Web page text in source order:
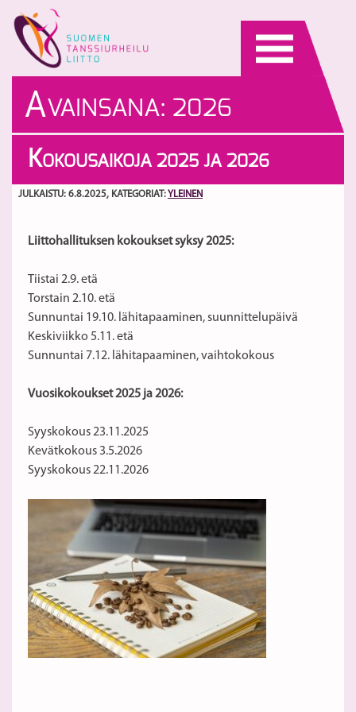
content
AVAINSANA: 2026
KOKOUSAIKOJA 2025 JA 2026
JULKAISTU: 6.8.2025, KATEGORIAT: YLEINEN
Liittohallituksen kokoukset syksy 2025:
Tiistai 2.9. etä
Torstain 2.10. etä
Sunnuntai 19.10. lähitapaaminen, suunnittelupäivä
Keskiviikko 5.11. etä
Sunnuntai 7.12. lähitapaaminen, vaihtokokous
Vuosikokoukset 2025 ja 2026:
Syyskokous 23.11.2025
Kevätkokous 3.5.2026
Syyskokous 22.11.2026